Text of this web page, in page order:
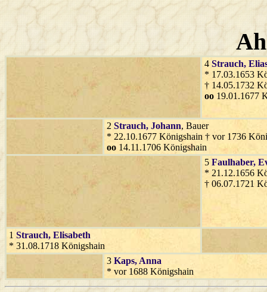
4 Strauch,
* 17.03.1653
† 14.05.1732
oo 19.01.1677
2 Strauch, Johann, Bauer
* 22.10.1677 Königshain † vor 1736
oo 14.11.1706 Königshain
5 Faulhaber,
* 21.12.1656
† 06.07.1721
1 Strauch, Elisabeth
* 31.08.1718 Königshain
3 Kaps, Anna
* vor 1688 Königshain